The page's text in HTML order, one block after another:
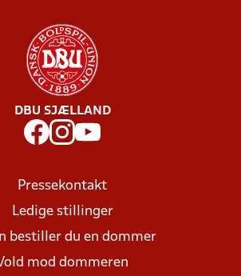
DBU SJÆLLAND
Pressekontakt
Ledige stillinger
bestiller du en dommer
mod dommeren